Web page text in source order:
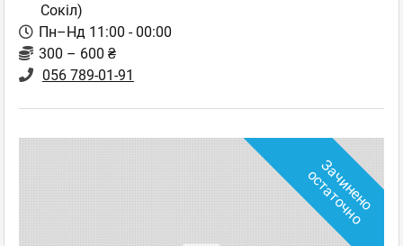
Сокіл)
Пн–Нд 11:00 - 00:00
300 – 600 ₴
056 789-01-91
З
а
ч
и
н
е
н
о
о
с
т
а
т
о
ч
н
о